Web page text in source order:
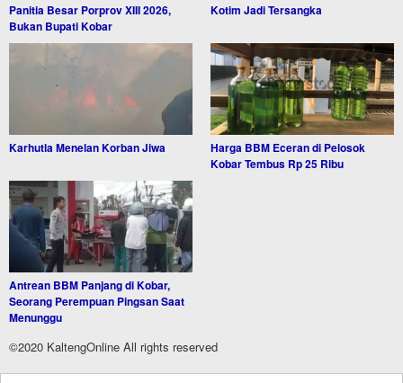
Panitia Besar Porprov XIII 2026,
Bukan Bupati Kobar
Kotim Jadi Tersangka
Karhutla Menelan Korban Jiwa
Harga BBM Eceran di Pelosok
Kobar Tembus Rp 25 Ribu
Antrean BBM Panjang di Kobar,
Seorang Perempuan Pingsan Saat
Menunggu
©2020 KaltengOnline All rights reserved